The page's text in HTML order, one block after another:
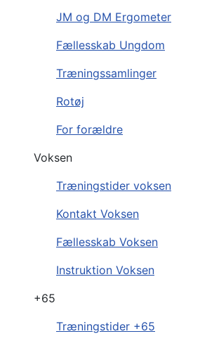
JM og DM Ergometer
Fællesskab Ungdom
Træningssamlinger
Rotøj
For forældre
Voksen
Træningstider voksen
Kontakt Voksen
Fællesskab Voksen
Instruktion Voksen
+65
Træningstider +65